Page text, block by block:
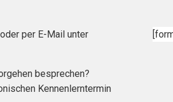
oder per E-Mail unter
besprechen?
Kennenlerntermin